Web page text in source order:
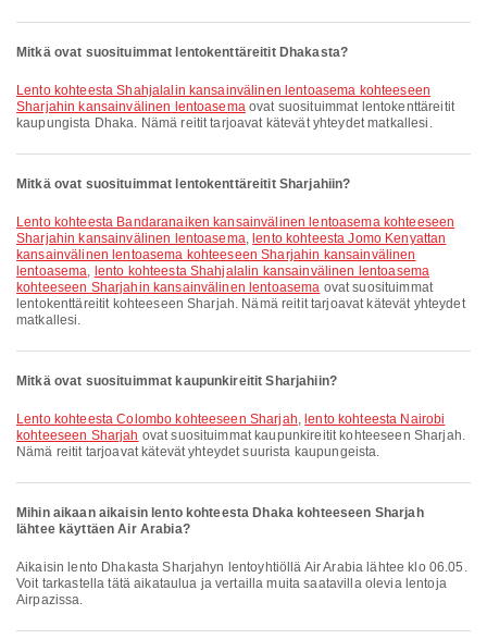
Mitkä ovat suosituimmat lentokenttäreitit Dhakasta?
lento kohteesta Shahjalalin kansainvälinen lentoasema kohteeseen
Sharjahin kansainvälinen lentoasemaovat suosituimmat lentokenttäreitit
kaupungista Dhaka. Nämä reitit tarjoavat kätevät yhteydet matkallesi.
Mitkä ovat suosituimmat lentokenttäreitit Sharjahiin?
lento kohteesta Bandaranaiken kansainvälinen lentoasema kohteeseen
Sharjahin kansainvälinen lentoasema, lento kohteesta Jomo Kenyattan
kansainvälinen lentoasema kohteeseen Sharjahin kansainvälinen
lentoasema, lento kohteesta Shahjalalin kansainvälinen lentoasema
kohteeseen Sharjahin kansainvälinen lentoasema ovat suosituimmat
lentokenttäreitit kohteeseen Sharjah. Nämä reitit tarjoavat kätevät yhteydet
matkallesi.
Mitkä ovat suosituimmat kaupunkireitit Sharjahiin?
lento kohteesta Colombo kohteeseen Sharjah, lento kohteesta Nairobi
kohteeseen Sharjah ovat suosituimmat kaupunkireitit kohteeseen Sharjah.
Nämä reitit tarjoavat kätevät yhteydet suurista kaupungeista.
Mihin aikaan aikaisin lento kohteesta Dhaka kohteeseen Sharjah
lähtee käyttäen Air Arabia?
Aikaisin lento Dhakasta Sharjahyn lentoyhtiöllä Air Arabia lähtee klo 06.05.
Voit tarkastella tätä aikataulua ja vertailla muita saatavilla olevia lentoja
Airpazissa.